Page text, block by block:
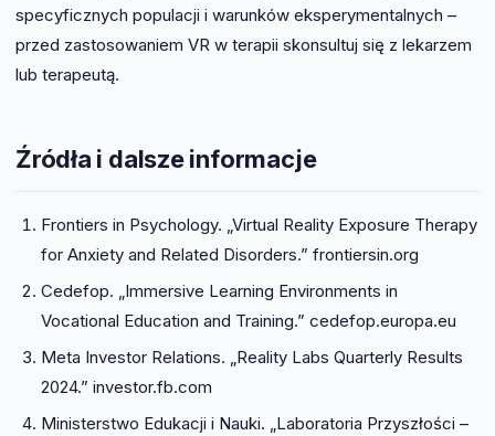
specyficznych populacji i warunków eksperymentalnych –
przed zastosowaniem VR w terapii skonsultuj się z lekarzem
lub terapeutą.
Źródła i dalsze informacje
Frontiers in Psychology. „Virtual Reality Exposure Therapy
for Anxiety and Related Disorders.” frontiersin.org
Cedefop. „Immersive Learning Environments in
Vocational Education and Training.” cedefop.europa.eu
Meta Investor Relations. „Reality Labs Quarterly Results
2024.” investor.fb.com
Ministerstwo Edukacji i Nauki. „Laboratoria Przyszłości –